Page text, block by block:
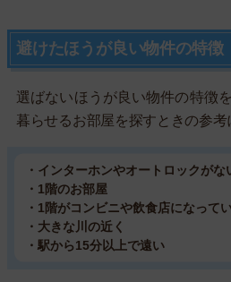
避けたほうが良い物件の特徴
選ばないほうが良い物件の特徴
暮らせるお部屋を探すときの参考
・インターホンやオートロックがな
・1階のお部屋
・1階がコンビニや飲食店になって
・大きな川の近く
・駅から15分以上で遠い